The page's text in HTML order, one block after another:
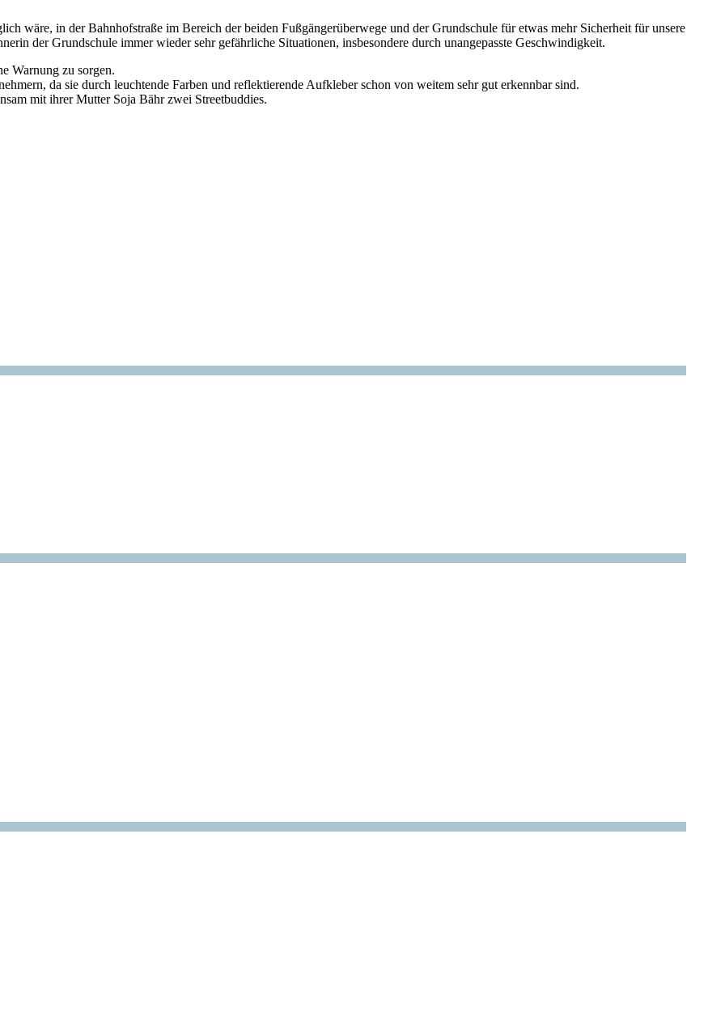
wäre, in der Bahnhofstraße im Bereich der beiden Fußgängerüberwege und der Grundschule für etwas mehr Sicherheit für unsere
der Grundschule immer wieder sehr gefährliche Situationen, insbesondere durch unangepasste Geschwindigkeit.
Warnung zu sorgen.
da sie durch leuchtende Farben und reflektierende Aufkleber schon von weitem sehr gut erkennbar sind.
mit ihrer Mutter Soja Bähr zwei Streetbuddies.